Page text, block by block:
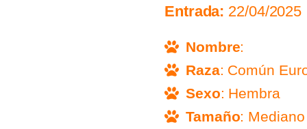
Entrada: 22/04/2025
Nombre:
Raza: Común
Sexo: Hembra
Tamaño: Mediano